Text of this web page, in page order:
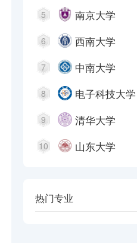
5 南京大学
6 西南大学
7 中南大学
8 电子科技大学
9 清华大学
10 山东大学
热门专业